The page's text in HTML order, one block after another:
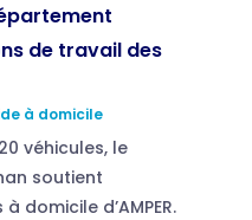
de travail des
à domicile
véhicules, le
soutient
domicile d’AMPER.